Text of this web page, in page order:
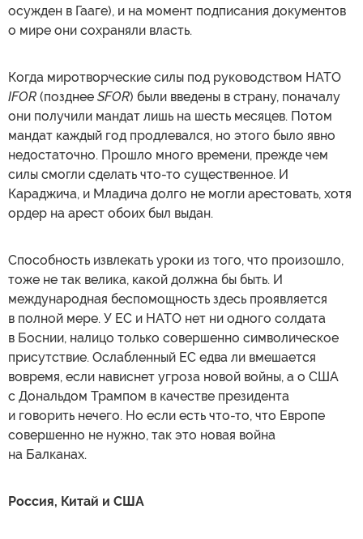
осужден в Гааге), и на момент подписания документов
о мире они сохраняли власть.
Когда миротворческие силы под руководством НАТО
IFOR (позднее SFOR) были введены в страну, поначалу
они получили мандат лишь на шесть месяцев. Потом
мандат каждый год продлевался, но этого было явно
недостаточно. Прошло много времени, прежде чем
силы смогли сделать что-то существенное. И
Караджича, и Младича долго не могли арестовать, хотя
ордер на арест обоих был выдан.
Способность извлекать уроки из того, что произошло,
тоже не так велика, какой должна бы быть. И
международная беспомощность здесь проявляется
в полной мере. У ЕС и НАТО нет ни одного солдата
в Боснии, налицо только совершенно символическое
присутствие. Ослабленный ЕС едва ли вмешается
вовремя, если нависнет угроза новой войны, а о США
с Дональдом Трампом в качестве президента
и говорить нечего. Но если есть что-то, что Европе
совершенно не нужно, так это новая война
на Балканах.
Россия, Китай и США